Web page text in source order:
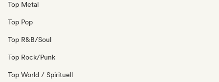
Top Metal
Top Pop
Top R&B/Soul
Top Rock/Punk
Top World / Spirituell